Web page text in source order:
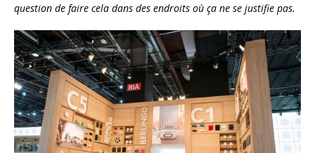
question de faire cela dans des endroits où ça ne se justifie pas.